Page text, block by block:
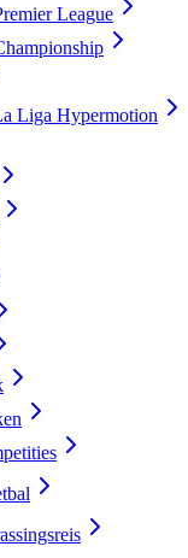
League
Liga Hypermotion